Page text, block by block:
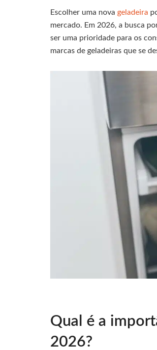
Escolher uma nova geladeira
mercado. Em 2026, a busca
ser uma prioridade para os
marcas de geladeiras que se
Qual é a
2026?